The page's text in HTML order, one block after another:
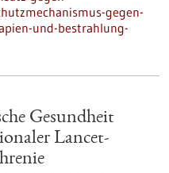
gegen-
und-bestrahlung-
Gesundheit
Lancet-